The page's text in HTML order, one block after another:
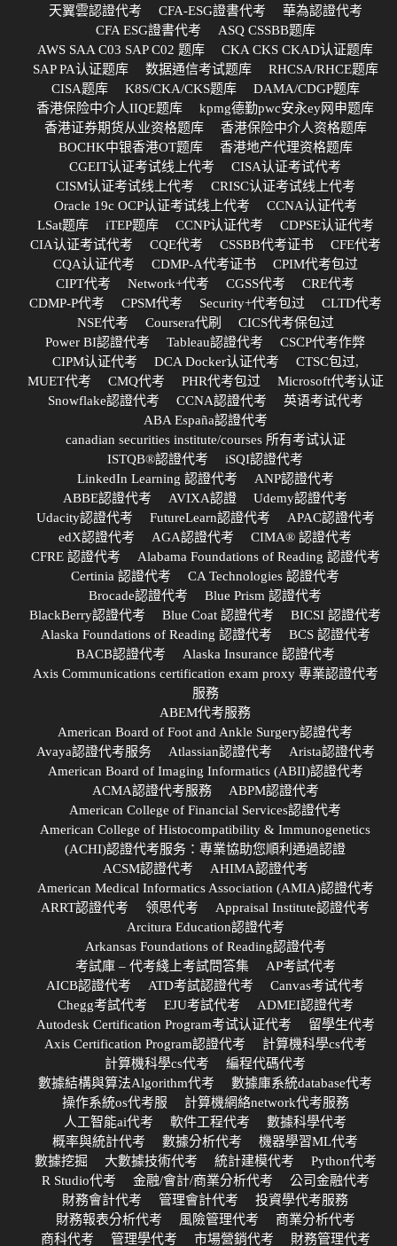
天翼雲認證代考
CFA-ESG證書代考
華為認證代考
CFA ESG證書代考
ASQ CSSBB题库
AWS SAA C03 SAP C02 题库
CKA CKS CKAD认证题库
SAP PA认证题库
数据通信考试题库
RHCSA/RHCE题库
CISA题库
K8S/CKA/CKS题库
DAMA/CDGP题库
香港保险中介人IIQE题库
kpmg德勤pwc安永ey网申题库
香港证券期货从业资格题库
香港保险中介人资格题库
BOCHK中银香港OT题库
香港地产代理资格题库
CGEIT认证考试线上代考
CISA认证考试代考
CISM认证考试线上代考
CRISC认证考试线上代考
Oracle 19c OCP认证考试线上代考
CCNA认证代考
LSat题库
iTEP题库 CCNP认证代考
CDPSE认证代考
CIA认证考试代考
CQE代考 CSSBB代考证书
CFE代考
CQA认证代考
CDMP-A代考证书
CPIM代考包过
CIPT代考
Network+代考 CGSS代考
CRE代考
CDMP-P代考
CPSM代考 Security+代考包过
CLTD代考
NSE代考
Coursera代刷
CICS代考保包过
Power BI認證代考
Tableau認證代考
CSCP代考作弊
CIPM认证代考
DCA Docker认证代考
CTSC包过,
MUET代考
CMQ代考 PHR代考包过
Microsoft代考认证
Snowflake認證代考
CCNA認證代考
英语考试代考
ABA España認證代考
canadian securities institute/courses 所有考试认证
ISTQB®認證代考
iSQI認證代考
LinkedIn Learning 認證代考
ANP認證代考
ABBE認證代考
AVIXA認證
Udemy認證代考
Udacity認證代考
FutureLearn認證代考
APAC認證代考
edX認證代考
AGA認證代考
CIMA® 認證代考
CFRE 認證代考
Alabama Foundations of Reading 認證代考
Certinia 認證代考
CA Technologies 認證代考
Brocade認證代考
Blue Prism 認證代考
BlackBerry認證代考
Blue Coat 認證代考
BICSI 認證代考
Alaska Foundations of Reading 認證代考
BCS 認證代考
BACB認證代考
Alaska Insurance 認證代考
Axis Communications certification exam proxy 專業認證代考
服務
ABEM代考服務
American Board of Foot and Ankle Surgery認證代考
Avaya認證代考服务
Atlassian認證代考
Arista認證代考
American Board of Imaging Informatics (ABII)認證代考
ACMA認證代考服務
ABPM認證代考
American College of Financial Services認證代考
American College of Histocompatibility & Immunogenetics
(ACHI)認證代考服务：專業協助您順利通過認證
ACSM認證代考
AHIMA認證代考
American Medical Informatics Association (AMIA)認證代考
ARRT認證代考
领思代考
Appraisal Institute認證代考
Arcitura Education認證代考
Arkansas Foundations of Reading認證代考
考試庫 – 代考綫上考試問答集
AP考試代考
AICB認證代考
ATD考試認證代考
Canvas考试代考
Chegg考試代考
EJU考試代考
ADMEI認證代考
Autodesk Certification Program考试认证代考
留學生代考
Axis Certification Program認證代考
計算機科學cs代考
計算機科學cs代考
編程代碼代考
數據結構與算法Algorithm代考
數據庫系統database代考
操作系統os代考服
計算機網絡network代考服務
人工智能ai代考
軟件工程代考
數據科學代考
概率與統計代考
數據分析代考
機器學習ML代考
數據挖掘
大數據技術代考 統計建模代考
Python代考
R Studio代考
金融/會計/商業分析代考
公司金融代考
財務會計代考
管理會計代考
投資學代考服務
財務報表分析代考
風險管理代考
商業分析代考
商科代考
管理學代考 市場營銷代考 財務管理代考